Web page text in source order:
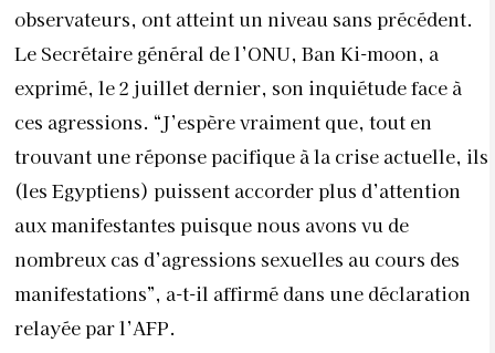
observateurs, ont atteint un niveau sans précédent.
Le Secrétaire général de l’ONU, Ban Ki-moon, a
exprimé, le 2 juillet dernier, son inquiétude face à
ces agressions. “J’espère vraiment que, tout en
trouvant une réponse pacifique à la crise actuelle, ils
(les Egyptiens) puissent accorder plus d’attention
aux manifestantes puisque nous avons vu de
nombreux cas d’agressions sexuelles au cours des
manifestations”, a-t-il affirmé dans une déclaration
relayée par l’AFP.